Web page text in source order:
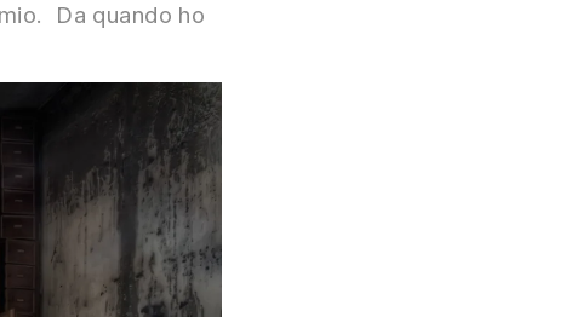
Da quando ho